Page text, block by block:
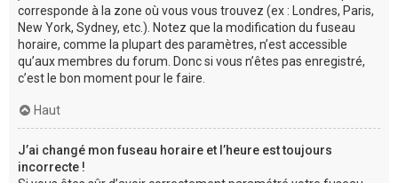
corresponde à la zone où vous vous trouvez (ex : Londres, Paris,
New York, Sydney, etc.). Notez que la modification du fuseau
horaire, comme la plupart des paramètres, n’est accessible
qu’aux membres du forum. Donc si vous n’êtes pas enregistré,
c’est le bon moment pour le faire.
Haut
J’ai changé mon fuseau horaire et l’heure est toujours
incorrecte !